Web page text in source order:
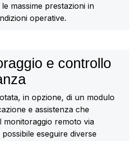
massime prestazioni in
operative.
e controllo
in opzione, di un modulo
e assistenza che
monitoraggio remoto via
eseguire diverse